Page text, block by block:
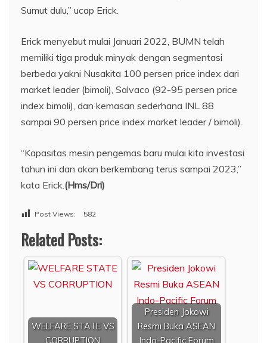
Sumut dulu,” ucap Erick.
Erick menyebut mulai Januari 2022, BUMN telah
memiliki tiga produk minyak dengan segmentasi
berbeda yakni Nusakita 100 persen price index dari
market leader (bimoli), Salvaco (92-95 persen price
index bimoli), dan kemasan sederhana INL 88
sampai 90 persen price index market leader / bimoli).
“Kapasitas mesin pengemas baru mulai kita investasi
tahun ini dan akan berkembang terus sampai 2023,”
kata Erick.(Hms/Dri)
Post Views: 582
Related Posts:
WELFARE STATE VS
CORRUPTION
Presiden Jokowi
Resmi Buka ASEAN
Indo-Pacific Forum